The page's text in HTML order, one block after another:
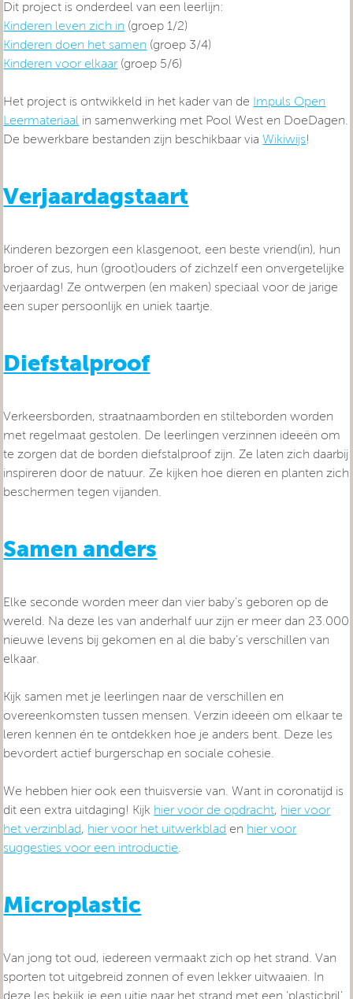
Dit project is onderdeel van een leerlijn:
Kinderen leven zich in (groep 1/2)
Kinderen doen het samen (groep 3/4)
Kinderen voor elkaar (groep 5/6)
Het project is ontwikkeld in het kader van de
Impuls Open
Leermateriaal in samenwerking met Pool West en DoeDagen.
De bewerkbare bestanden zijn beschikbaar viaWikiwijs!
Verjaardagstaart
Kinderen bezorgen een klasgenoot, een beste vriend(in), hun
broer of zus, hun (groot)ouders of zichzelf een onvergetelijke
verjaardag! Ze ontwerpen (en maken) speciaal voor de jarige
een super persoonlijk en uniek taartje.
Diefstalproof
Verkeersborden, straatnaamborden en stilteborden worden
met regelmaat gestolen. De leerlingen verzinnen ideeën om
te zorgen dat de borden diefstalproof zijn. Ze laten zich daarbij
inspireren door de natuur. Ze kijken hoe dieren en planten zich
beschermen tegen vijanden.
Samen anders
Elke seconde worden meer dan vier baby’s geboren op de
wereld. Na deze les van anderhalf uur zijn er meer dan 23.000
nieuwe levens bij gekomen en al die baby’s verschillen van
elkaar.
Kijk samen met je leerlingen naar de verschillen en
overeenkomsten tussen mensen. Verzin ideeën om elkaar te
leren kennen én te ontdekken hoe je anders bent. Deze les
bevordert actief burgerschap en sociale cohesie.
We hebben hier ook een thuisversie van. Want in coronatijd is
dit een extra uitdaging! Kijk hier voor de opdracht, hier voor
het verzinblad, hier voor het uitwerkblad en hier voor
suggesties voor een introductie.
Microplastic
Van jong tot oud, iedereen vermaakt zich op het strand. Van
sporten tot uitgebreid zonnen of even lekker uitwaaien. In
deze les bekijk je een uitje naar het strand met een ‘plasticbril’